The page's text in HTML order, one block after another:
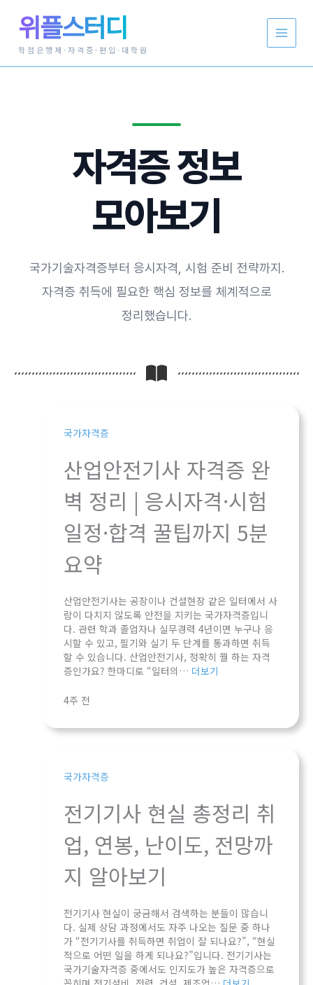
건
위플스터디
학점은행제·자격증·편입·대학원
자격증 정보
모아보기
국가기술자격증부터 응시자격, 시험 준비 전략까지.
자격증 취득에 필요한 핵심 정보를 체계적으로
정리했습니다.
국가자격증
산업안전기사 자격증 완
벽 정리 | 응시자격·시험
일정·합격 꿀팁까지 5분
요약
산업안전기사는 공장이나 건설현장 같은 일터에서 사
람이 다치지 않도록 안전을 지키는 국가자격증입니
다. 관련 학과 졸업자나 실무경력 4년이면 누구나 응
시할 수 있고, 필기와 실기 두 단계를 통과하면 취득
할 수 있습니다. 산업안전기사, 정확히 뭘 하는 자격
증인가요? 한마디로 “일터의… 더보기
4주 전
국가자격증
전기기사 현실 총정리 취
업, 연봉, 난이도, 전망까
지 알아보기
전기기사 현실이 궁금해서 검색하는 분들이 많습니
다. 실제 상담 과정에서도 자주 나오는 질문 중 하나
가 “전기기사를 취득하면 취업이 잘 되나요?”, “현실
적으로 어떤 일을 하게 되나요?”입니다. 전기기사는
국가기술자격증 중에서도 인지도가 높은 자격증으로